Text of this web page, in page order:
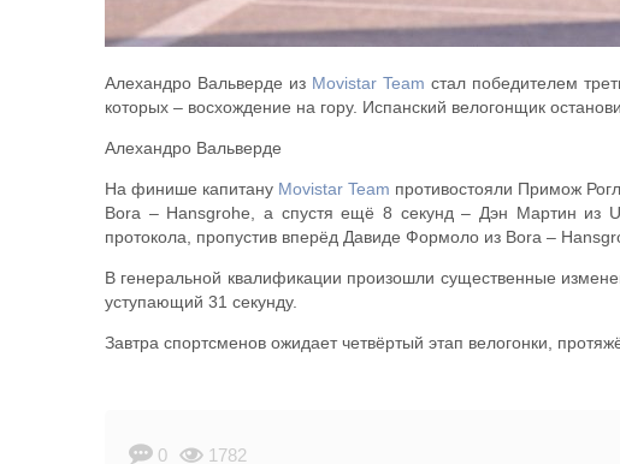
Алехандро Вальверде из Movistar Team стал победителем
которых – восхождение на гору. Испанский велогонщик
Алехандро Вальверде
На финише капитану Movistar Team противостояли Примож
Bora – Hansgrohe, а спустя ещё 8 секунд – Дэн Мартин из
протокола, пропустив вперёд Давиде Формоло из Bora –
В генеральной квалификации произошли существенные
уступающий 31 секунду.
Завтра спортсменов ожидает четвёртый этап велогонки,
0 1782